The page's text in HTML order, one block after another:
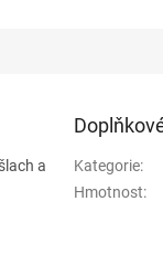
a
Kategorie:
Hmotnost: